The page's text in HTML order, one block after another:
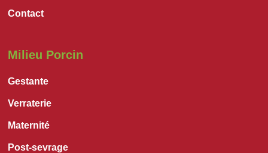
Contact
Milieu Porcin
Gestante
Verraterie
Maternité
Post-sevrage